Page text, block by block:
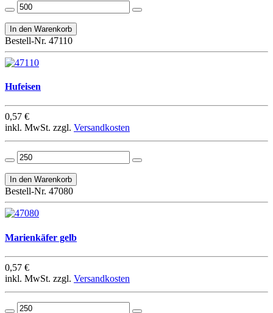
Bestell-Nr. 47110
Hufeisen
0,57 €
inkl. MwSt. zzgl. Versandkosten
Bestell-Nr. 47080
Marienkäfer gelb
0,57 €
inkl. MwSt. zzgl. Versandkosten